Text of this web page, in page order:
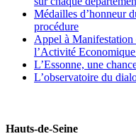
Médailles d’honneur
procédure
Appel à Manifestation
l’Activité
L’Essonne, une
L’observatoire du
Hauts-de-Seine